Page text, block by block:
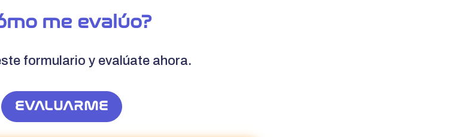
me evalúo?
formulario y evalúate ahora.
EVALUARME